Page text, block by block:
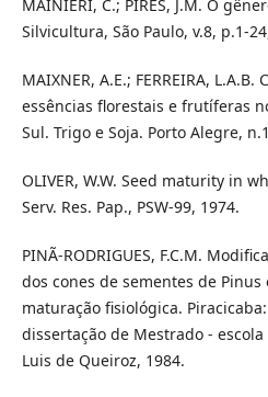
MAINIERI, C.; PIRES, J.M. O
Silvicultura, São Paulo, v.8, p.1-
MAIXNER, A.E.; FERREIRA,
essências florestais e frutíferas
Sul. Trigo e Soja. Porto Alegre,
OLIVER, W.W. Seed maturity in
Serv. Res. Pap., PSW-99, 1974.
PINÃ-RODRIGUES, F.C.M.
dos cones de sementes de
maturação fisiológica. Piracicaba:
dissertação de Mestrado -
Luis de Queiroz, 1984.